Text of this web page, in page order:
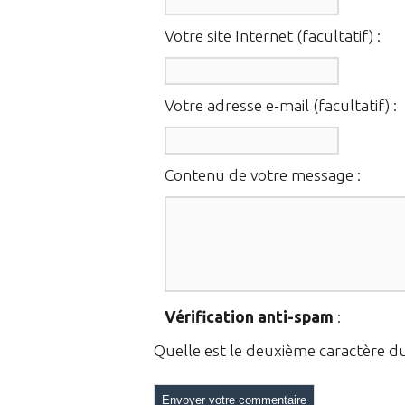
Votre site Internet (facultatif) :
Votre adresse e-mail (facultatif) :
Contenu de votre message :
Vérification anti-spam :
Quelle est le deuxième caractère